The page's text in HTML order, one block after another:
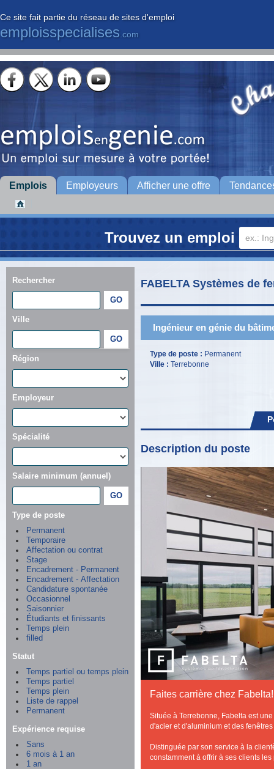
Ce site fait partie du réseau de sites d'emploi
emploisspecialises .com
Emplois Employeurs Afficher une offre
Trouvez un emploi
Rechercher
Ville
Région
Employeur
Spécialité
Salaire minimum (annuel)
Type de poste
Permanent
Temporaire
Affectation ou contrat
Stage
Encadrement - Permanent
Encadrement - Affectation
Candidature spontanée
Occasionnel
Saisonnier
Étudiants et finissants
Temps plein
filled
Statut
Temps partiel ou temps plein
Temps partiel
Temps plein
Liste de rappel
Permanent
Expérience requise
Sans
6 mois à 1 an
1 an
FABELTA Systèmes de
Ingénieur en génie du
Type de poste : Permanent
Ville : Terrebonne
Description du poste
Faites carrière chez Fabelta!
Située à Terrebonne, Fabelta est
d'acier et d'aluminium et des
Distinguée par son service à la
constamment à offrir à ses clients